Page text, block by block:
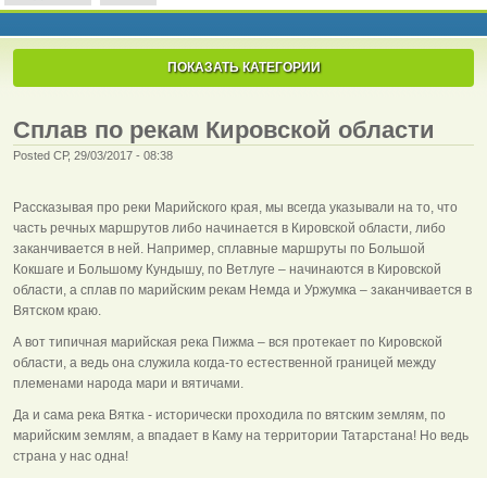
ПОКАЗАТЬ КАТЕГОРИИ
Сплав по рекам Кировской области
Posted СР, 29/03/2017 - 08:38
Рассказывая про реки Марийского края, мы всегда указывали на то, что
часть речных маршрутов либо начинается в Кировской области, либо
заканчивается в ней. Например, сплавные маршруты по Большой
Кокшаге и Большому Кундышу, по Ветлуге – начинаются в Кировской
области, а сплав по марийским рекам Немда и Уржумка – заканчивается в
Вятском краю.
А вот типичная марийская река Пижма – вся протекает по Кировской
области, а ведь она служила когда-то естественной границей между
племенами народа мари и вятичами.
Да и сама река Вятка - исторически проходила по вятским землям, по
марийским землям, а впадает в Каму на территории Татарстана! Но ведь
страна у нас одна!